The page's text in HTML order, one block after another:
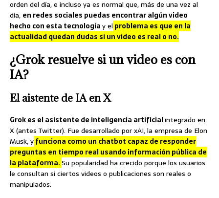
orden del día, e incluso ya es normal que, más de una vez al
día, en redes sociales puedas encontrar algún video
hecho con esta tecnologíay el problema es que en la
actualidad quedan dudas si un video es real o no.
¿Grok resuelve si un video es con
IA?
El aistente de IA en X
Grok es el asistente de inteligencia artificialintegrado en
X (antes Twitter). Fue desarrollado por xAI, la empresa de Elon
Musk, yfunciona como un chatbot capaz de responder
preguntas en tiempo real usando información pública de
la plataforma.Su popularidad ha crecido porque los usuarios
le consultan si ciertos videos o publicaciones son reales o
manipulados.